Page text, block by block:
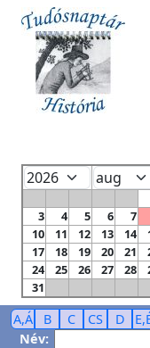
3
4 5 6 7
10
11 12 13 14
17
18 19 20 21
24
25 26 27 28
31
A,Á B C CS D
Név: